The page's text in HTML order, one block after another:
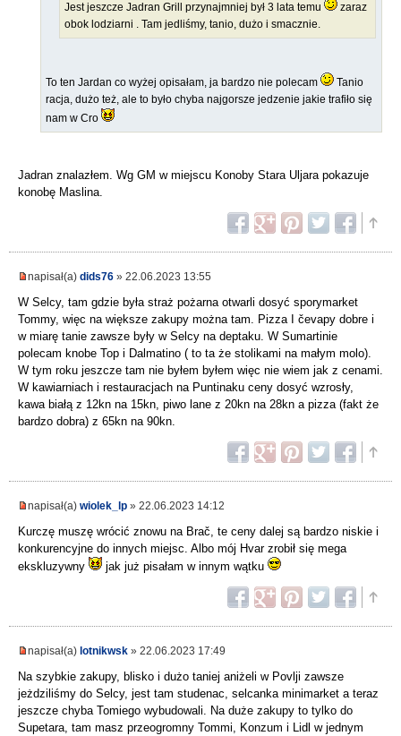
Jest jeszcze Jadran Grill przynajmniej był 3 lata temu
zaraz
obok lodziarni . Tam jedliśmy, tanio, dużo i smacznie.
To ten Jardan co wyżej opisałam, ja bardzo nie polecam
Tanio
racja, dużo też, ale to było chyba najgorsze jedzenie jakie trafiło się
nam w Cro
Jadran znalazłem. Wg GM w miejscu Konoby Stara Uljara pokazuje
konobę Maslina.
napisał(a) dids76 » 22.06.2023 13:55
W Selcy, tam gdzie była straż pożarna otwarli dosyć sporymarket
Tommy, więc na większe zakupy można tam. Pizza I čevapy dobre i
w miarę tanie zawsze były w Selcy na deptaku. W Sumartinie
polecam knobe Top i Dalmatino ( to ta że stolikami na małym molo).
W tym roku jeszcze tam nie byłem byłem więc nie wiem jak z cenami.
W kawiarniach i restauracjach na Puntinaku ceny dosyć wzrosły,
kawa białą z 12kn na 15kn, piwo lane z 20kn na 28kn a pizza (fakt że
bardzo dobra) z 65kn na 90kn.
napisał(a) wiolek_lp » 22.06.2023 14:12
Kurczę muszę wrócić znowu na Brač, te ceny dalej są bardzo niskie i
konkurencyjne do innych miejsc. Albo mój Hvar zrobił się mega
ekskluzywny
jak już pisałam w innym wątku
napisał(a) lotnikwsk » 22.06.2023 17:49
Na szybkie zakupy, blisko i dużo taniej aniżeli w Povlji zawsze
jeżdziliśmy do Selcy, jest tam studenac, selcanka minimarket a teraz
jeszcze chyba Tomiego wybudowali. Na duże zakupy to tylko do
Supetara, tam masz przeogromny Tommi, Konzum i Lidl w jednym